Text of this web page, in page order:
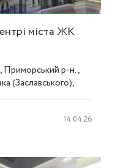
міста ЖК
Приморський р-н.,
(Заславського),
14.04.26